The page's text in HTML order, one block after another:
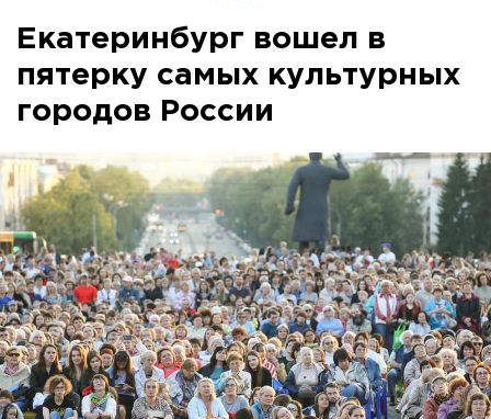
Екатеринбург вошел в
пятерку самых культурных
городов России